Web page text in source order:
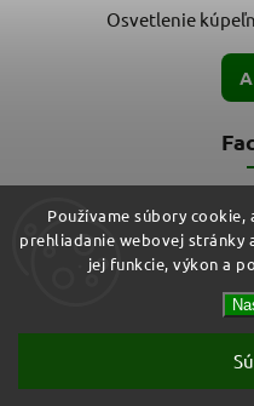
Používame súbory
prehliadanie webovej stránky
jej funkcie, výkon a
Osvetlenie
ELMIT -
Všetky